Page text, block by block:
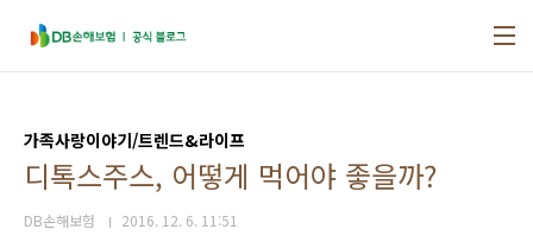
가족사랑이야기/트렌드&라이프
디톡스주스, 어떻게 먹어야 좋을까?
DB손해보험 2016. 12. 6. 11:51